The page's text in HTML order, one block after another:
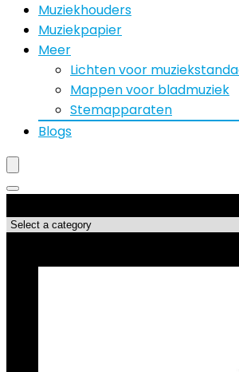
Muziekhouders
Muziekpapier
Meer
Lichten voor
Mappen voor bladmuziek
Stemapparaten
Blogs